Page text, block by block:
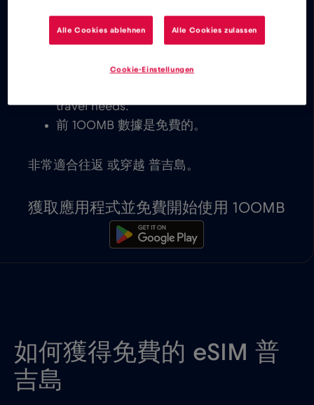
Explore our low cost eSIM data plans
eSIM-compatible devices. You get to
travel needs.
前 100MB 數據是免費的。
非常適合往返 或穿越 普吉島。
獲取應用程式並免費開始使用 100MB
如何獲得免費的 eSIM 普
吉島
Alle Cookies ablehnen Alle Cookies zulassen
Cookie-Einstellungen